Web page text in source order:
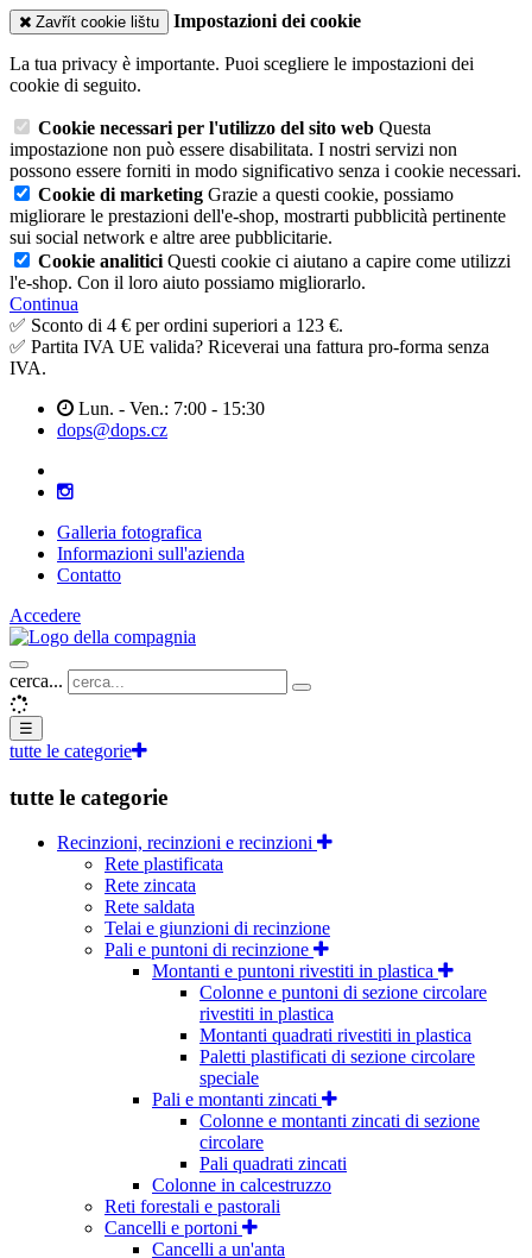
Zavřít cookie lištu Impostazioni dei cookie
La tua privacy è importante. Puoi scegliere le impostazioni dei
cookie di seguito.
Cookie necessari per l'utilizzo del sito web Questa
impostazione non può essere disabilitata. I nostri servizi non
possono essere forniti in modo significativo senza i cookie necessari.
Cookie di marketing Grazie a questi cookie, possiamo
migliorare le prestazioni dell'e-shop, mostrarti pubblicità pertinente
sui social network e altre aree pubblicitarie.
Cookie analitici Questi cookie ci aiutano a capire come utilizzi
l'e-shop. Con il loro aiuto possiamo migliorarlo.
Continua
✅ Sconto di 4 € per ordini superiori a 123 €.
✅ Partita IVA UE valida? Riceverai una fattura pro-forma senza
IVA.
Lun. - Ven.: 7:00 - 15:30
dops@dops.cz
Galleria fotografica
Informazioni sull'azienda
Contatto
Accedere
cerca...
☰
tutte le categorie
tutte le categorie
Recinzioni, recinzioni e recinzioni
Rete plastificata
Rete zincata
Rete saldata
Telai e giunzioni di recinzione
Pali e puntoni di recinzione
Montanti e puntoni rivestiti in plastica
Colonne e puntoni di sezione circolare
rivestiti in plastica
Montanti quadrati rivestiti in plastica
Paletti plastificati di sezione circolare
speciale
Pali e montanti zincati
Colonne e montanti zincati di sezione
circolare
Pali quadrati zincati
Colonne in calcestruzzo
Reti forestali e pastorali
Cancelli e portoni
Cancelli a un'anta